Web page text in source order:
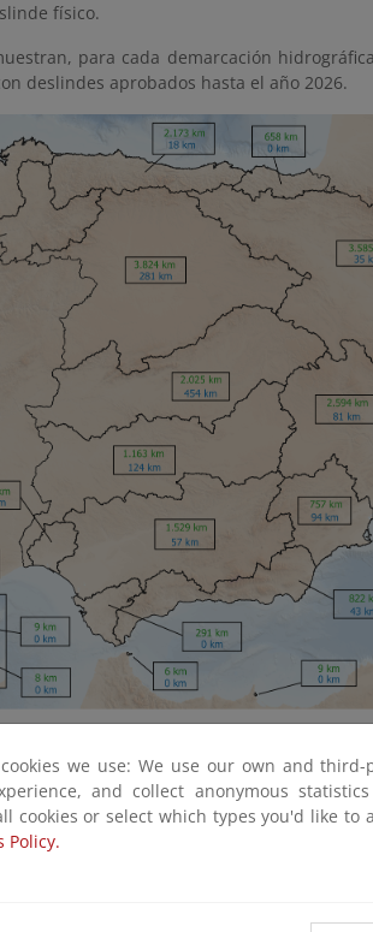
físico.
para cada demarcación
deslindes aprobados hasta el año 2026.
de información geográfica digital del
we use: We use our own and third-
and collect anonymous
cookies or select which types you'd like to
Policy.